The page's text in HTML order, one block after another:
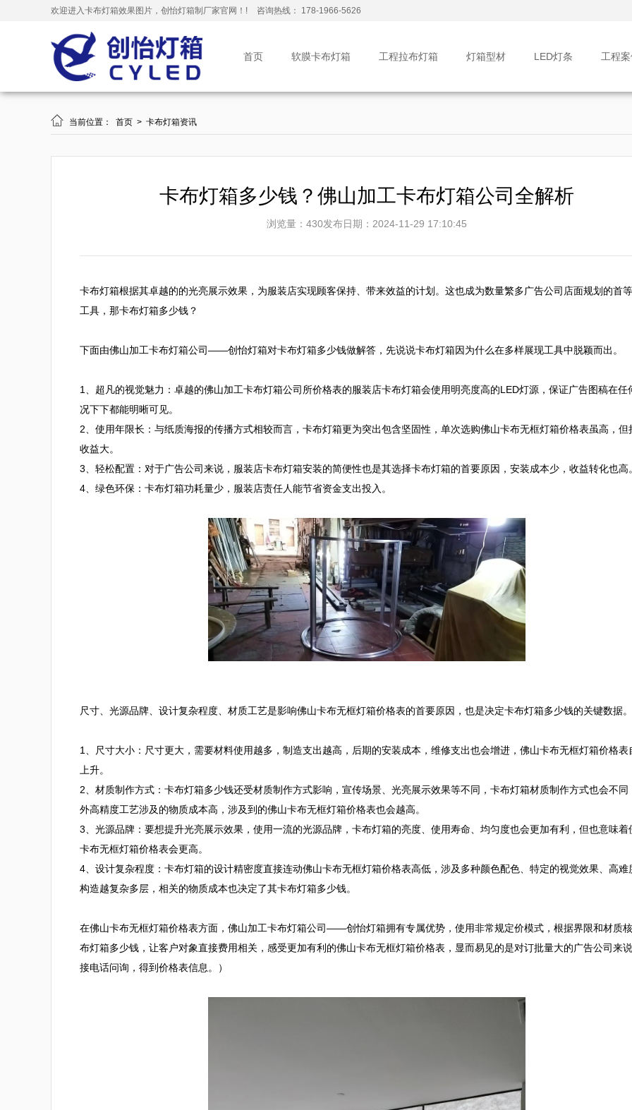
欢迎进入卡布灯箱效果图片，创怡灯箱制厂家官网！! 咨询热线： 178-1966-5626
首页 软膜卡布灯箱 工程拉布灯箱 灯箱型材 LED灯条 工程
 当前位置： 首页 > 卡布灯箱资讯
卡布灯箱多少钱？佛山加工卡布灯箱公司全解析
浏览量：430发布日期：2024-11-29 17:10:45
卡布灯箱根据其卓越的的光亮展示效果，为服装店实现顾客保持、带来效益的计划。这也成为数量繁多广告公司店面规划的首
工具，那卡布灯箱多少钱？
下面由佛山加工卡布灯箱公司——创怡灯箱对卡布灯箱多少钱做解答，先说说卡布灯箱因为什么在多样展现工具中脱颖而出。
1、超凡的视觉魅力：卓越的佛山加工卡布灯箱公司所价格表的服装店卡布灯箱会使用明亮度高的LED灯源，保证广告图稿在任
况下下都能明晰可见。
2、使用年限长：与纸质海报的传播方式相较而言，卡布灯箱更为突出包含坚固性，单次选购佛山卡布无框灯箱价格表虽高，但
收益大。
3、轻松配置：对于广告公司来说，服装店卡布灯箱安装的简便性也是其选择卡布灯箱的首要原因，安装成本少，收益转化也高
4、绿色环保：卡布灯箱功耗量少，服装店责任人能节省资金支出投入。
尺寸、光源品牌、设计复杂程度、材质工艺是影响佛山卡布无框灯箱价格表的首要原因，也是决定卡布灯箱多少钱的关键数据。
1、尺寸大小：尺寸更大，需要材料使用越多，制造支出越高，后期的安装成本，维修支出也会增进，佛山卡布无框灯箱价格表
上升。
2、材质制作方式：卡布灯箱多少钱还受材质制作方式影响，宣传场景、光亮展示效果等不同，卡布灯箱材质制作方式也会不同
外高精度工艺涉及的物质成本高，涉及到的佛山卡布无框灯箱价格表也会越高。
3、光源品牌：要想提升光亮展示效果，使用一流的光源品牌，卡布灯箱的亮度、使用寿命、均匀度也会更加有利，但也意味着
卡布无框灯箱价格表会更高。
4、设计复杂程度：卡布灯箱的设计精密度直接连动佛山卡布无框灯箱价格表高低，涉及多种颜色配色、特定的视觉效果、高难
构造越复杂多层，相关的物质成本也决定了其卡布灯箱多少钱。
在佛山卡布无框灯箱价格表方面，佛山加工卡布灯箱公司——创怡灯箱拥有专属优势，使用非常规定价模式，根据界限和材质
布灯箱多少钱，让客户对象直接费用相关，感受更加有利的佛山卡布无框灯箱价格表，显而易见的是对订批量大的广告公司来
接电话问询，得到价格表信息。）